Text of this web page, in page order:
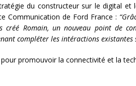
du constructeur sur le digital et
Communication de Ford France :
créé Romain, un nouveau point de
compléter les intéractions
promouvoir la connectivité et la